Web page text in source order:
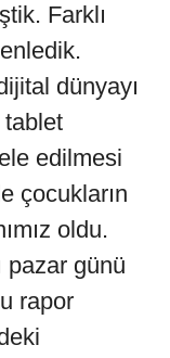
Farklı
dünyayı
tablet
edilmesi
çocukların
oldu.
pazar günü
rapor